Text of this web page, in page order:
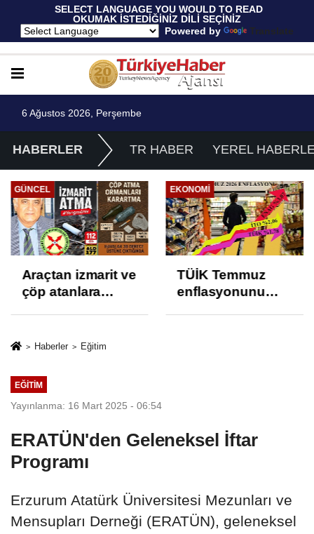
SELECT LANGUAGE YOU WOULD TO READ
OKUMAK İSTEDİĞİNİZ DİLİ SEÇİNİZ
Powered by
Translate
6 Ağustos 2026, Perşembe
HABERLER TR HABER YEREL
GÜNCEL
Araçtan izmarit ve
çöp atanlara
izmariti
EKONOMI
TÜİK Temmuz
enflasyonunu
Haberler Eğitim
EĞITIM
Yayınlanma: 16 Mart 2025 - 06:54
ERATÜN'den Geleneksel İftar
Programı
Erzurum Atatürk Üniversitesi Mezunları ve
Mensupları Derneği (ERATÜN), geleneksel